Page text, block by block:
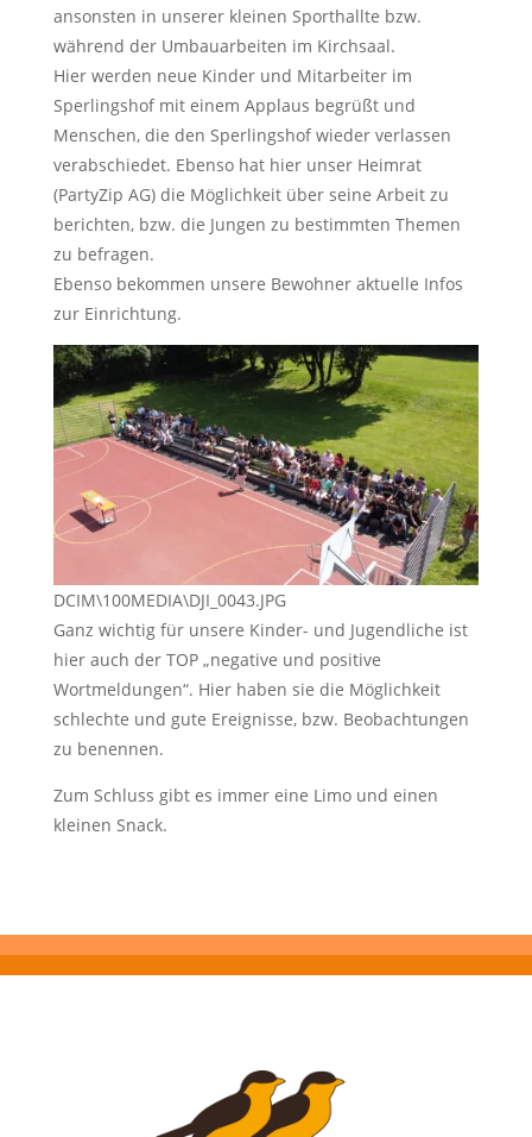
ansonsten in unserer kleinen Sporthallte bzw.
während der Umbauarbeiten im Kirchsaal.
Hier werden neue Kinder und Mitarbeiter im
Sperlingshof mit einem Applaus begrüßt und
Menschen, die den Sperlingshof wieder verlassen
verabschiedet. Ebenso hat hier unser Heimrat
(PartyZip AG) die Möglichkeit über seine Arbeit zu
berichten, bzw. die Jungen zu bestimmten Themen
zu befragen.
Ebenso bekommen unsere Bewohner aktuelle Infos
zur Einrichtung.
DCIM\100MEDIA\DJI_0043.JPG
Ganz wichtig für unsere Kinder- und Jugendliche ist
hier auch der TOP „negative und positive
Wortmeldungen“. Hier haben sie die Möglichkeit
schlechte und gute Ereignisse, bzw. Beobachtungen
zu benennen.
Zum Schluss gibt es immer eine Limo und einen
kleinen Snack.